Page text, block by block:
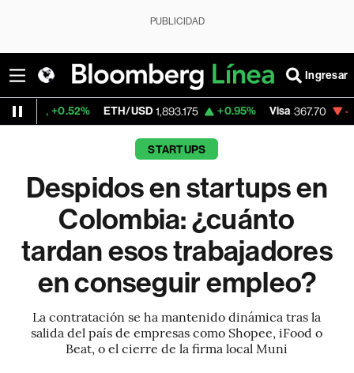
PUBLICIDAD
Ingresar
ETH/USD 1,893.175 +0.95% Visa 367.70 -0.51%
STARTUPS
Despidos en startups en
Colombia: ¿cuánto
tardan esos trabajadores
en conseguir empleo?
La contratación se ha mantenido dinámica tras la
salida del país de empresas como Shopee, iFood o
Beat, o el cierre de la firma local Muni